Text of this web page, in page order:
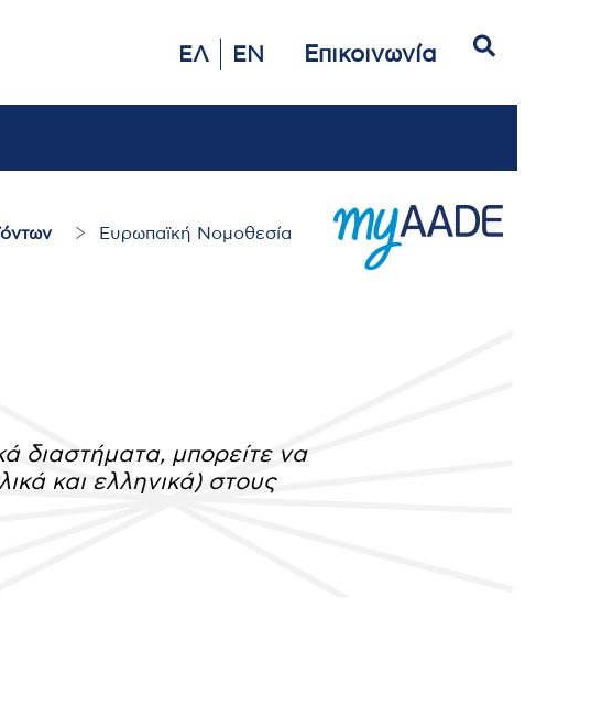
ΕΛ EN Επικοινωνία
Ευρωπαϊκή Νομοθεσία
διαστήματα, μπορείτε να
και ελληνικά) στους